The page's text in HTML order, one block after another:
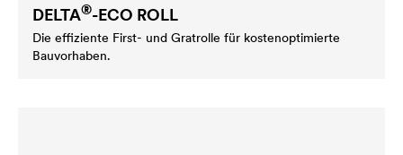
DELTA®-ECO ROLL
Die effiziente First- und Gratrolle für kostenoptimierte
Bauvorhaben.